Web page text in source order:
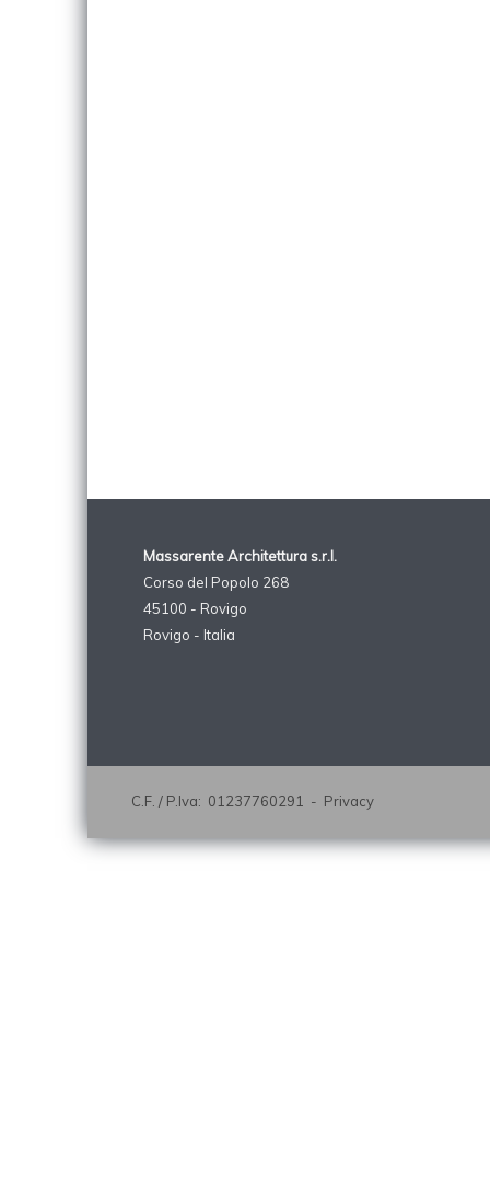
Massarente Architettura s.r.l.
Corso del Popolo 268
45100 - Rovigo
Rovigo - Italia
C.F. / P.Iva: 01237760291 - Privacy